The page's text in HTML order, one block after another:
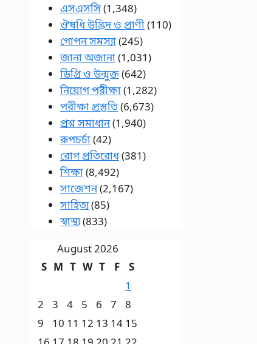
এসএসসি(1,348)
ঔষধি উদ্ভিদ ও প্রাণী(110)
গোপন সমস্যা(245)
জানা অজানা(1,031)
ডিগ্রি ও উন্মুক্ত(642)
নিয়োগ পরীক্ষা(1,282)
পরীক্ষা প্রস্তুতি(6,673)
প্রশ্ন সমাধান(1,940)
রূপচর্চা(42)
রোগ প্রতিরোধ(381)
শিক্ষা(8,492)
সাজেশন(2,167)
সাহিত্য(85)
স্বাস্থ্য(833)
August 2026
S M T W T F
S
1
2
3 4 5 6 7
8
9
10 11 12 13 14 15